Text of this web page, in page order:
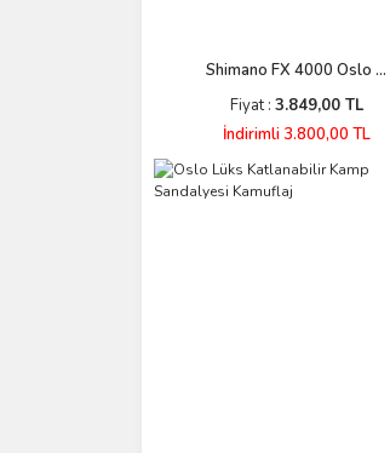
Shimano FX 4000 Oslo ...
Fiyat : 3.849,00 TL
İndirimli 3.800,00 TL